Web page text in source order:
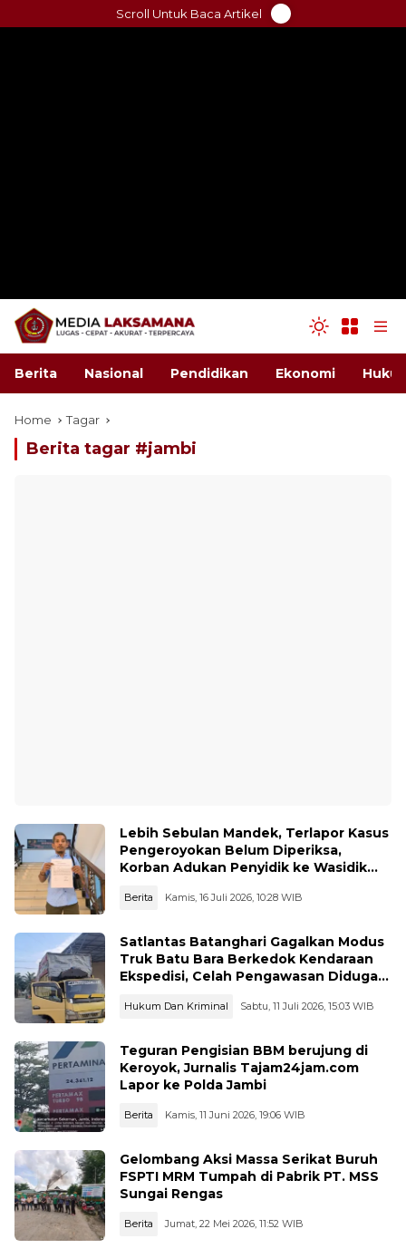
to
Scroll Untuk Baca Artikel
Berita Nasional Pendidikan Ekonomi
Home Tagar
Berita tagar #jambi
Lebih Sebulan Mandek, Terlapor Kasus
Pengeroyokan Belum Diperiksa,
Korban Adukan Penyidik ke Wasidik
Berita Kamis, 16 Juli 2026, 10:28 WIB
Satlantas Batanghari Gagalkan Modus
Truk Batu Bara Berkedok Kendaraan
Ekspedisi, Celah Pengawasan Diduga
Hukum Dan Kriminal Sabtu, 11 Juli 2026, 15:03 WIB
Teguran Pengisian BBM berujung di
Keroyok, Jurnalis Tajam24jam.com
Lapor ke Polda Jambi
Berita Kamis, 11 Juni 2026, 19:06 WIB
Gelombang Aksi Massa Serikat Buruh
FSPTI MRM Tumpah di Pabrik PT. MSS
Sungai Rengas
Berita Jumat, 22 Mei 2026, 11:52 WIB